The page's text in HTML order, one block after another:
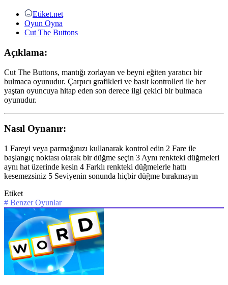
Etiket.net
Oyun Oyna
Cut The Buttons
Açıklama:
Cut The Buttons, mantığı zorlayan ve beyni eğiten yaratıcı bir
bulmaca oyunudur. Çarpıcı grafikleri ve basit kontrolleri ile her
yaştan oyuncuya hitap eden son derece ilgi çekici bir bulmaca
oyunudur.
Nasıl Oynanır:
1 Fareyi veya parmağınızı kullanarak kontrol edin 2 Fare ile
başlangıç noktası olarak bir düğme seçin 3 Aynı renkteki düğmeleri
aynı hat üzerinde kesin 4 Farklı renkteki düğmelerle hattı
kesemezsiniz 5 Seviyenin sonunda hiçbir düğme bırakmayın
Etiket
# Benzer Oyunlar